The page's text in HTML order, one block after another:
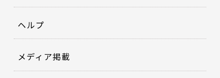
ヘルプ
メディア掲載